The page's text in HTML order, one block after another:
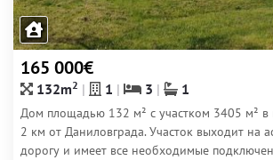
165 000€
132m2 1 3 1
Дом площадью 132 м² с участком 3405 м² в
2 км от Даниловграда. Участок выходит на
дорогу и имеет все необходимые